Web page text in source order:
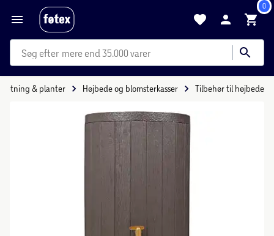
0
mere end 35.000 varer
& planter Højbede og blomsterkasser Tilbehør til højbede